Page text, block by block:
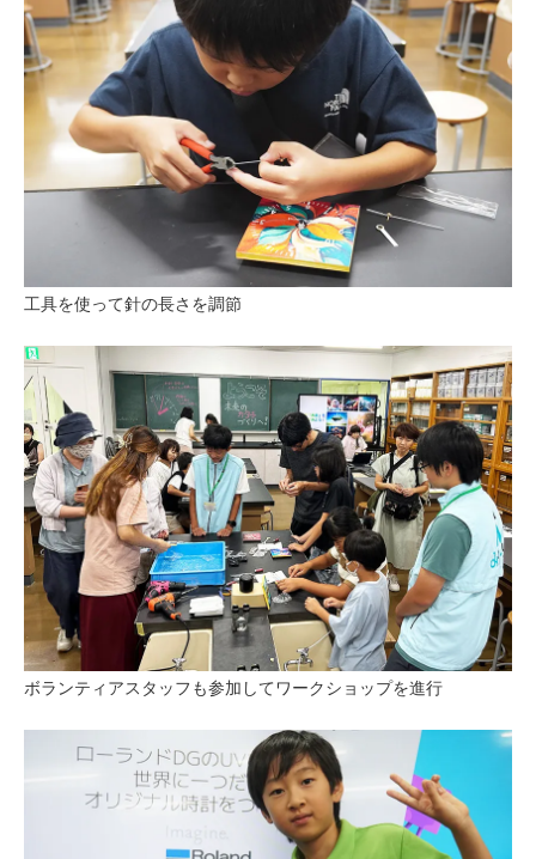
工具を使って針の長さを調節
ボランティアスタッフも参加してワークショップを進行